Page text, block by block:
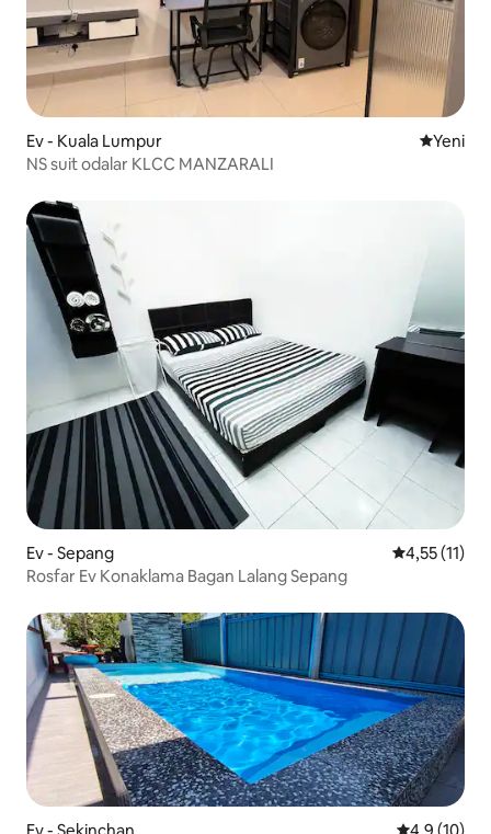
Ev - Kuala Lumpur Yeni
Yeni
NS suit odalar KLCC MANZARALI
Ev - Sepang 5 üzerinden
4,55 (11)
Rosfar Ev Konaklama Bagan Lalang Sepang